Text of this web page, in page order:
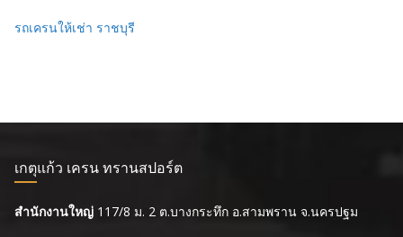
รถเครนให้เช่า ราชบุรี
เกตุแก้ว เครน ทรานสปอร์ต
สำนักงานใหญ่ 117/8 ม. 2 ต.บางกระทึก อ.สามพราน จ.นครปฐม